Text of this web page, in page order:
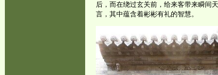
后，而在绕过玄关前，给来客带来瞬间
言，其中蕴含着彬彬有礼的智慧。